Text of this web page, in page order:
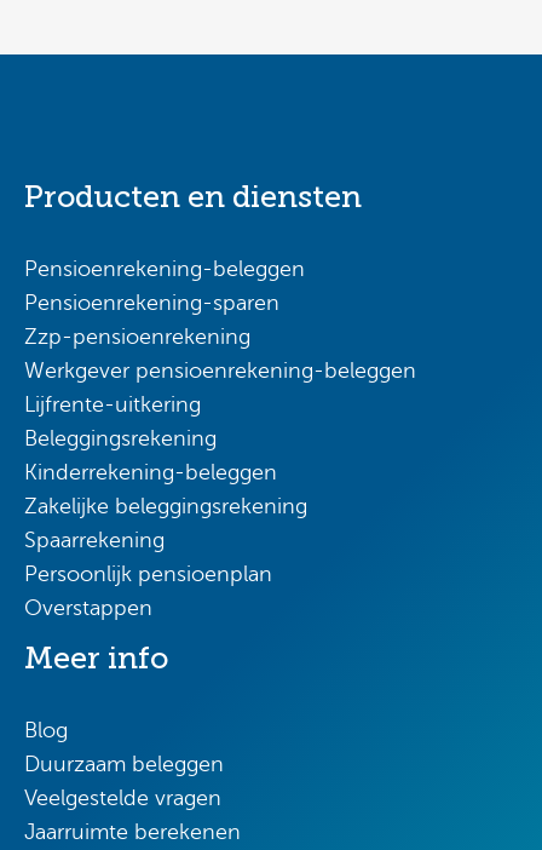
Producten en diensten
Pensioenrekening-beleggen
Pensioenrekening-sparen
Zzp-pensioenrekening
Werkgever pensioenrekening-beleggen
Lijfrente-uitkering
Beleggingsrekening
Kinderrekening-beleggen
Zakelijke beleggingsrekening
Spaarrekening
Persoonlijk pensioenplan
Overstappen
Meer info
Blog
Duurzaam beleggen
Veelgestelde vragen
Jaarruimte berekenen